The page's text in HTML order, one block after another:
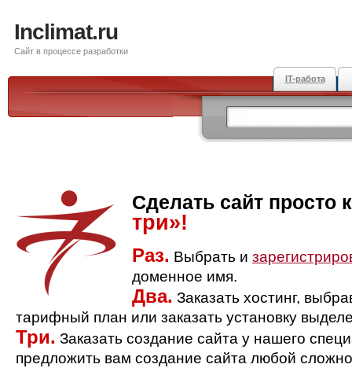
Inclimat.ru
Сайт в процессе разработки
IT-работа
Сделать сайт просто
три»!
Раз. Выбрать и
доменное имя.
Два. Заказать хостинг,
тарифный план или заказать установку
Три. Заказать создание сайта у нашего
предложить вам создание сайта любой